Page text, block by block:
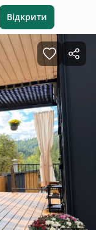
Відкрити